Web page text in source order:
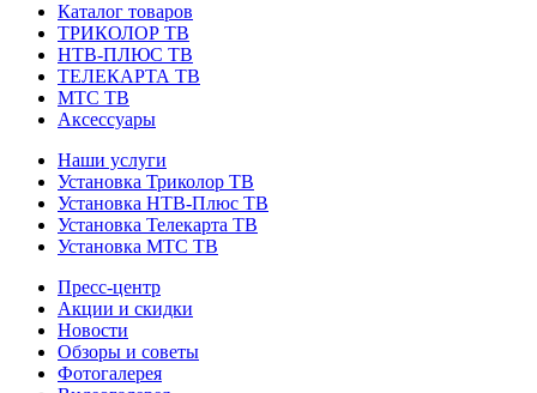
Каталог товаров
ТРИКОЛОР ТВ
НТВ-ПЛЮС ТВ
ТЕЛЕКАРТА ТВ
МТС ТВ
Аксессуары
Наши услуги
Установка Триколор ТВ
Установка НТВ-Плюс ТВ
Установка Телекарта ТВ
Установка МТС ТВ
Пресс-центр
Акции и скидки
Новости
Обзоры и советы
Фотогалерея